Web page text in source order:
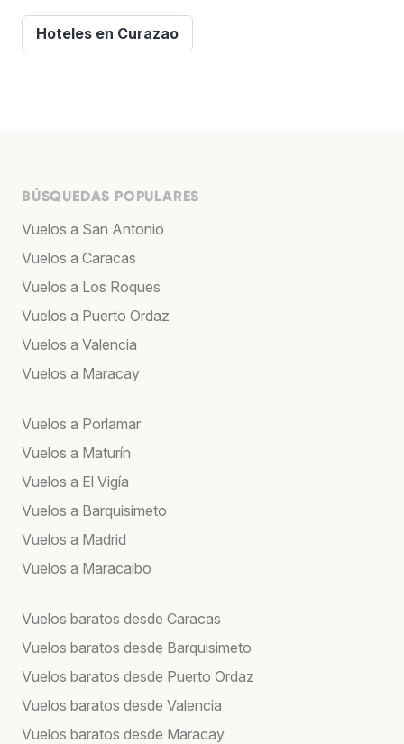
Hoteles en Curazao
BÚSQUEDAS POPULARES
Vuelos a San Antonio
Vuelos a Caracas
Vuelos a Los Roques
Vuelos a Puerto Ordaz
Vuelos a Valencia
Vuelos a Maracay
Vuelos a Porlamar
Vuelos a Maturín
Vuelos a El Vigía
Vuelos a Barquisimeto
Vuelos a Madrid
Vuelos a Maracaibo
Vuelos baratos desde Caracas
Vuelos baratos desde Barquisimeto
Vuelos baratos desde Puerto Ordaz
Vuelos baratos desde Valencia
Vuelos baratos desde Maracay